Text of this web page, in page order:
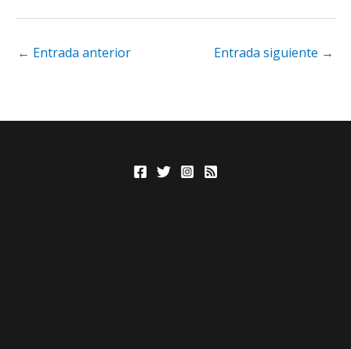
← Entrada anterior Entrada siguiente →